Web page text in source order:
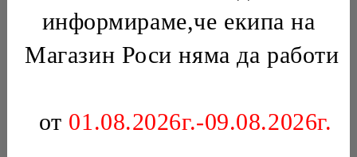
НАГРЕВАТЕЛ ЗА САУНА HARVIA
VEGA 3000W HTS006HR
информираме,че екипа на
Магазин Роси няма да работи
от 01.08.2026г.-09.08.2026г.